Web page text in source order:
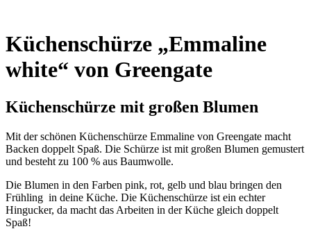
Küchenschürze „Emmaline
white“ von Greengate
Küchenschürze mit großen Blumen
Mit der schönen Küchenschürze Emmaline von Greengate macht
Backen doppelt Spaß. Die Schürze ist mit großen Blumen gemustert
und besteht zu 100 % aus Baumwolle.
Die Blumen in den Farben pink, rot, gelb und blau bringen den
Frühling in deine Küche. Die Küchenschürze ist ein echter
Hingucker, da macht das Arbeiten in der Küche gleich doppelt
Spaß!